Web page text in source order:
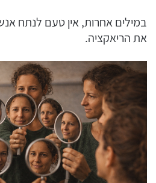
במילים אחרות, אין טעם לנתח
את הריאקציה.